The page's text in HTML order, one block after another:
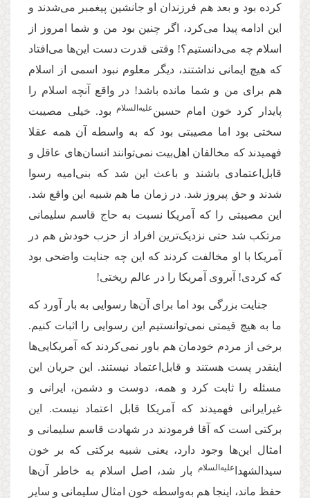
کرده بود و بعد هم فرزندان او جانشین پیغمبر می‌شدند و
این ادامه پیدا می‌کرد، اگر چنین بود من و شما امروز از
اسلام چه می‌دانستیم؟! وقتی قدرت دست این‌ها می‌افتاد
که هیچ ایمانی نداشتند، دیگر معلوم نبود اسمی از اسلام
هم برای من و شما مانده باشد! در واقع آنچه اسلام را
پایدار کرد خون امام حسین‌علیه‌‌السلام بود. خیلی مصیبت
سختی بود اما مصیبتی بود که به واسطه آن همه عقلا
فهمیدند که مخالفان اهل‌بیت نمی‌توانند انسان‌های عاقل و
قابل‌اعتمادی باشند و باعث این شد که بنی‌امیه رسوا
شدند و حق پیروز شد. در زمان ما هم شبیه این واقع شد.
این مصیبتی را که آمریکا نسبت به حاج قاسم سلیمانی
مرتکب شد حتی نزدیک‌ترین افراد از حزب خودش هم در
آمریکا با او مخالفت کردند که این چه جنایت واضحی بود
که کردی! آبروی آمریکا را در عالم ریختی!
جنایت بزرگی بود اما برای آن‌ها رسوایی به بار آورد که
ما به هیچ قیمتی نمی‌توانستیم این رسوایی را اثبات کنیم.
برخی از مردم خودمان هم باور نمی‌کردند که آمریکایی‌ها
اینقدر پست هستند و قابل‌اعتماد نیستند. این جریان این
مسئله را ثابت کرد و همه، دوست و دشمن، ایرانی و
غیرایرانی فهمیدند که آمریکا قابل‌ اعتماد نیست. این
برکتی است که آقا فرمودند در شهادت قاسم سلیمانی و
امثال این‌ها وجود دارد، یعنی شبیه برکتی که بر خون
سیدالشهدا‌ علیه‌السلام
بار شد، اصل اسلام به خاطر آن‌ها
حفظ ماند، اینجا هم به‌واسطه خون امثال سلیمانی و سایر